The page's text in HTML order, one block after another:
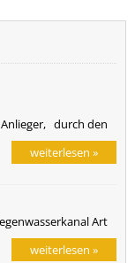
durch den
weiterlesen »
Art
weiterlesen »